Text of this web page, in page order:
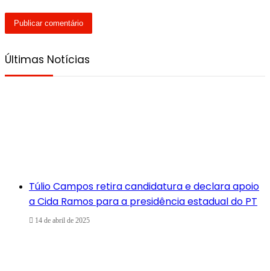
Últimas Notícias
Túlio Campos retira candidatura e declara apoio
a Cida Ramos para a presidência estadual do PT
14 de abril de 2025